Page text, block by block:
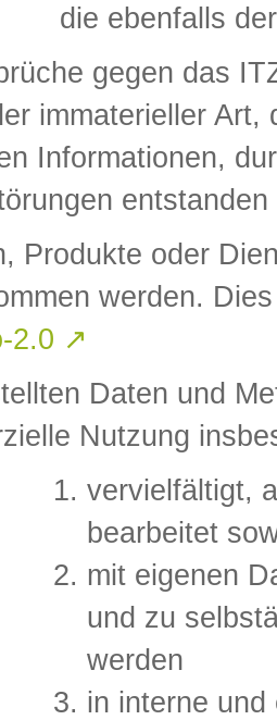
die ebenfalls
gegen das
immaterieller
Informationen,
Produkte oder
werden.
2.0 ↗
Daten und
Nutzung
vervielfältigt,
bearbeitet
mit eigenen
und zu
werden
in interne